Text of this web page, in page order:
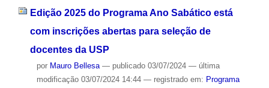
Edição 2025 do Programa Ano Sabático está
com inscrições abertas para seleção de
docentes da USP
por Mauro Bellesa — publicado03/07/2024 — última
modificação03/07/2024 14:44 — registrado em: Programa